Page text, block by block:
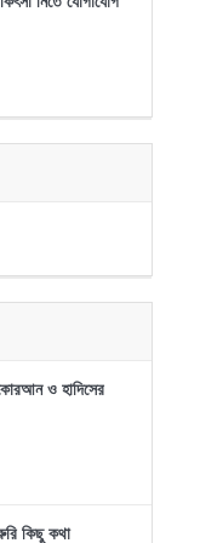
ও হাদিসের
কিছু কথা